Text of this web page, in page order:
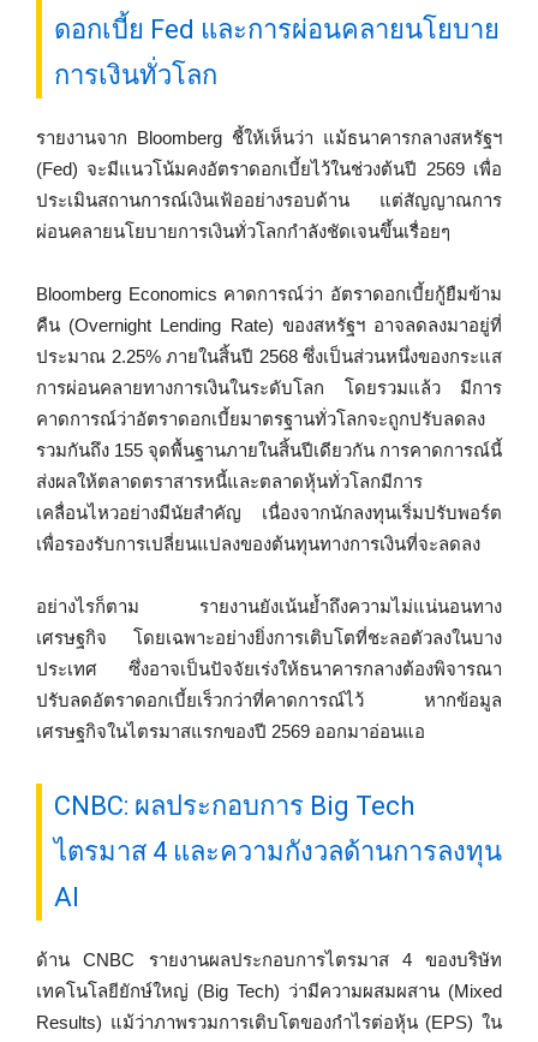
ดอกเบี้ย Fed และการผ่อนคลายนโยบาย
การเงินทั่วโลก
รายงานจาก Bloomberg ชี้ให้เห็นว่า แม้ธนาคารกลางสหรัฐฯ
(Fed) จะมีแนวโน้มคงอัตราดอกเบี้ยไว้ในช่วงต้นปี 2569 เพื่อ
ประเมินสถานการณ์เงินเฟ้ออย่างรอบด้าน แต่สัญญาณการ
ผ่อนคลายนโยบายการเงินทั่วโลกกำลังชัดเจนขึ้นเรื่อยๆ
Bloomberg Economics คาดการณ์ว่า อัตราดอกเบี้ยกู้ยืมข้าม
คืน (Overnight Lending Rate) ของสหรัฐฯ อาจลดลงมาอยู่ที่
ประมาณ 2.25% ภายในสิ้นปี 2568 ซึ่งเป็นส่วนหนึ่งของกระแส
การผ่อนคลายทางการเงินในระดับโลก โดยรวมแล้ว มีการ
คาดการณ์ว่าอัตราดอกเบี้ยมาตรฐานทั่วโลกจะถูกปรับลดลง
รวมกันถึง 155 จุดพื้นฐานภายในสิ้นปีเดียวกัน การคาดการณ์นี้
ส่งผลให้ตลาดตราสารหนี้และตลาดหุ้นทั่วโลกมีการ
เคลื่อนไหวอย่างมีนัยสำคัญ เนื่องจากนักลงทุนเริ่มปรับพอร์ต
เพื่อรองรับการเปลี่ยนแปลงของต้นทุนทางการเงินที่จะลดลง
อย่างไรก็ตาม รายงานยังเน้นย้ำถึงความไม่แน่นอนทาง
เศรษฐกิจ โดยเฉพาะอย่างยิ่งการเติบโตที่ชะลอตัวลงในบาง
ประเทศ ซึ่งอาจเป็นปัจจัยเร่งให้ธนาคารกลางต้องพิจารณา
ปรับลดอัตราดอกเบี้ยเร็วกว่าที่คาดการณ์ไว้ หากข้อมูล
เศรษฐกิจในไตรมาสแรกของปี 2569 ออกมาอ่อนแอ
CNBC: ผลประกอบการ Big Tech
ไตรมาส 4 และความกังวลด้านการลงทุน
AI
ด้าน CNBC รายงานผลประกอบการไตรมาส 4 ของบริษัท
เทคโนโลยียักษ์ใหญ่ (Big Tech) ว่ามีความผสมผสาน (Mixed
Results) แม้ว่าภาพรวมการเติบโตของกำไรต่อหุ้น (EPS) ใน